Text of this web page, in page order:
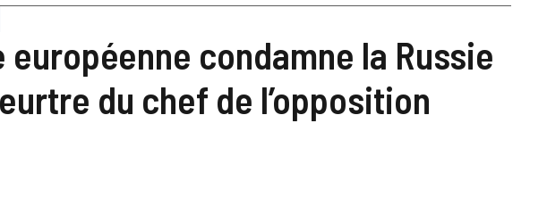
condamne la Russie
du chef de l’opposition